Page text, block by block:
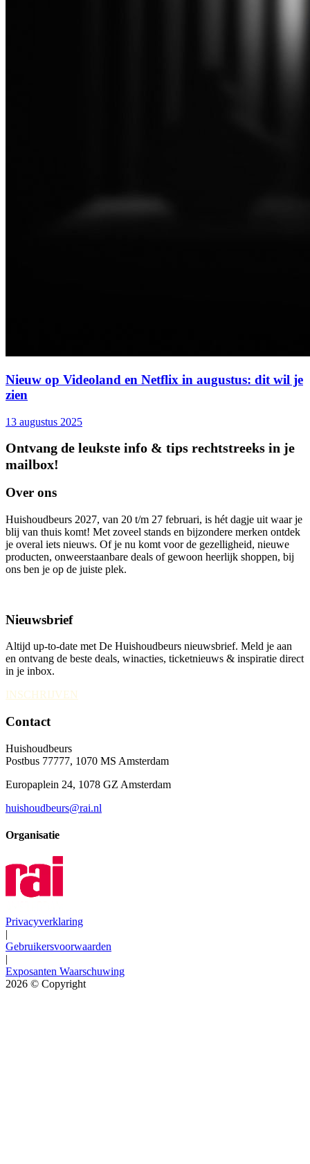
Nieuw op Videoland en Netflix in augustus: dit wil je
zien
13 augustus 2025
Ontvang de leukste info & tips rechtstreeks in je
mailbox!
Over ons
Huishoudbeurs 2027, van 20 t/m 27 februari, is hét dagje uit waar je
blij van thuis komt! Met zoveel stands en bijzondere merken ontdek
je overal iets nieuws. Of je nu komt voor de gezelligheid, nieuwe
producten, onweerstaanbare deals of gewoon heerlijk shoppen, bij
ons ben je op de juiste plek.
Nieuwsbrief
Altijd up-to-date met De Huishoudbeurs nieuwsbrief. Meld je aan
en ontvang de beste deals, winacties, ticketnieuws & inspiratie direct
in je inbox.
INSCHRIJVEN
Contact
Huishoudbeurs
Postbus 77777, 1070 MS Amsterdam
Europaplein 24, 1078 GZ Amsterdam
huishoudbeurs@rai.nl
Organisatie
Privacyverklaring
|
Gebruikersvoorwaarden
|
Exposanten Waarschuwing
2026 © Copyright